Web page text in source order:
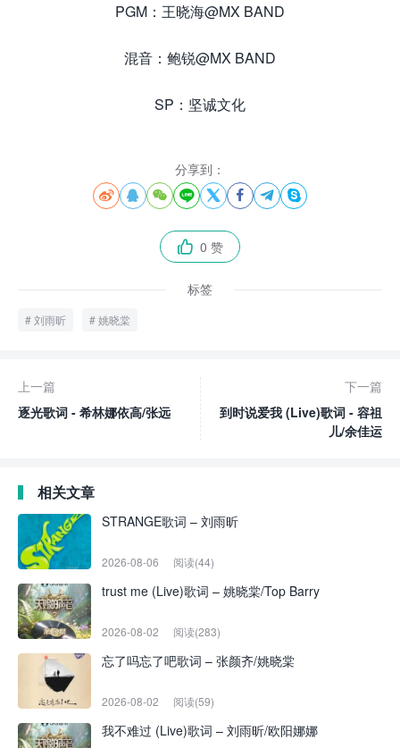
PGM：王晓海@MX BAND
混音：鲍锐@MX BAND
SP：坚诚文化
分享到：
       
 0 赞
标签
刘雨昕 姚晓棠
上一篇
逐光歌词 - 希林娜依高/张远
下一篇
到时说爱我 (Live)歌词 - 容祖
儿/余佳运
相关文章
STRANGE歌词 – 刘雨昕
2026-08-06 阅读(44)
trust me (Live)歌词 – 姚晓棠/Top Barry
2026-08-02 阅读(283)
忘了吗忘了吧歌词 – 张颜齐/姚晓棠
2026-08-02 阅读(59)
我不难过 (Live)歌词 – 刘雨昕/欧阳娜娜